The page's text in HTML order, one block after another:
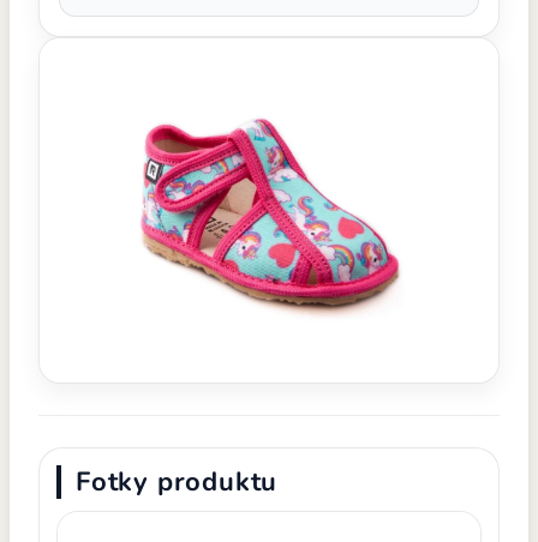
Fotky produktu